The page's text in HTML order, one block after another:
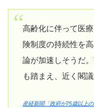
高齢化に伴って医
険制度の持続性を
論が加速しそうだ
も踏まえ、近く閣議
産経新聞「政府が75歳以上